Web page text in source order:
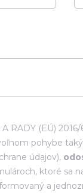
RADY (EÚ)
pohybe
údajov),
ktoré sa
a